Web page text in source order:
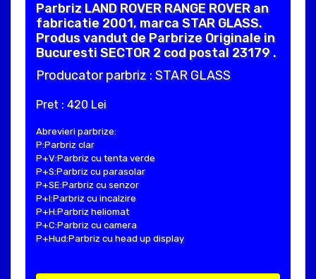
Parbriz LAND ROVER RANGE ROVER an
fabricatie 2001, marca STAR GLASS.
Produs vandut de Parbrize Originale in
Bucuresti SECTOR 2 cod postal 23179 .
Producator parbriz : STAR GLASS
Pret : 420 Lei
Abrevieri parbrize:
P:Parbriz clar
P+V:Parbriz cu tenta verde
P+S:Parbriz cu parasolar
P+SE:Parbriz cu senzor
P+I:Parbriz cu incalzire
P+H:Parbriz heliomat
P+C:Parbriz cu camera
P+Hud:Parbriz cu head up display